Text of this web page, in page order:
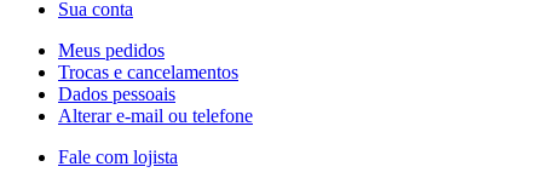
Sua conta
Meus pedidos
Trocas e cancelamentos
Dados pessoais
Alterar e-mail ou telefone
Fale com lojista